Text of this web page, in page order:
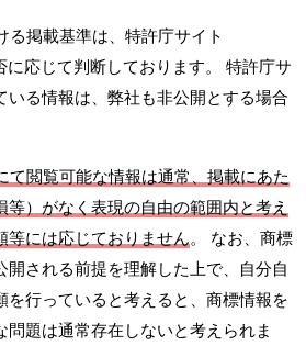
る掲載基準は、特許庁サイト
応じて判断しております。 特許庁サ
いる情報は、弊社も非公開とする場合
て閲覧可能な情報は通常、掲載にあた
等）がなく表現の自由の範囲内と考え
等には応じておりません。 なお、商標
開される前提を理解した上で、自分自
を行っていると考えると、商標情報を
題は通常存在しないと考えられま